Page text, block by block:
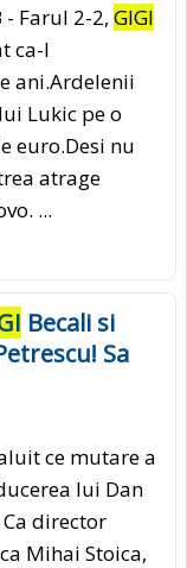
- Farul 2-2, GIGI
ca-l
ani.Ardelenii
Lukic pe o
euro.Desi nu
atrage
...
Becali si
Sa
ce mutare a
lui Dan
director
Mihai Stoica,